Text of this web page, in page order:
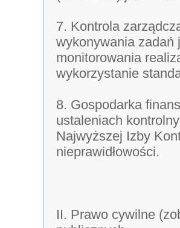
7. Kontrola
wykonywania zadań
monitorowania
wykorzystanie
8. Gospodarka
ustaleniach
Najwyższej Izby
nieprawidłowości.
II. Prawo cywilne